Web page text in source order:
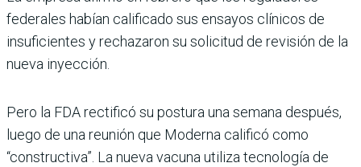
federales habían calificado sus ensayos clínicos de
insuficientes y rechazaron su solicitud de revisión de la
nueva inyección.
Pero la FDA rectificó su postura una semana después,
luego de una reunión que Moderna calificó como
“constructiva”. La nueva vacuna utiliza tecnología de